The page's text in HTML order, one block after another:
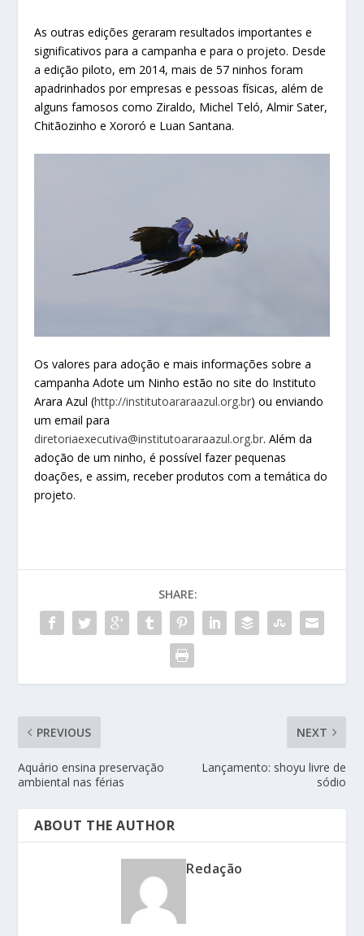
As outras edições geraram resultados importantes e
significativos para a campanha e para o projeto. Desde
a edição piloto, em 2014, mais de 57 ninhos foram
apadrinhados por empresas e pessoas físicas, além de
alguns famosos como Ziraldo, Michel Teló, Almir Sater,
Chitãozinho e Xororó e Luan Santana.
Os valores para adoção e mais informações sobre a
campanha Adote um Ninho estão no site do Instituto
Arara Azul (http://institutoararaazul.org.br) ou enviando
um email para
diretoriaexecutiva@institutoararaazul.org.br. Além da
adoção de um ninho, é possível fazer pequenas
doações, e assim, receber produtos com a temática do
projeto.
SHARE:
PREVIOUS
Aquário ensina preservação
ambiental nas férias
NEXT
Lançamento: shoyu livre de
sódio
ABOUT THE AUTHOR
Redação